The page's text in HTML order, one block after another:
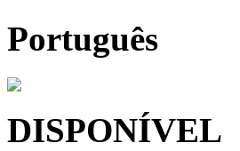
Português
DISPONÍVEL